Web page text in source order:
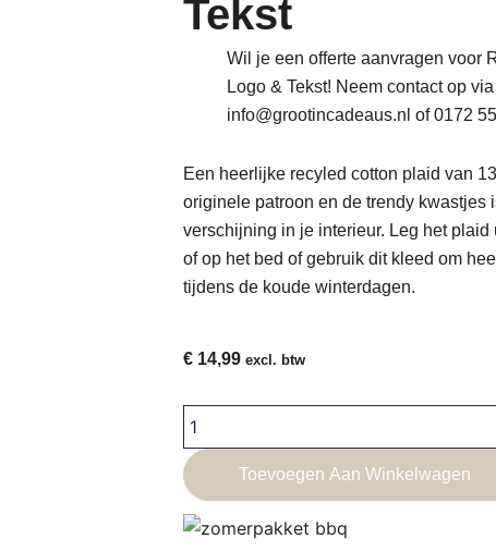
Tekst
Wil je een offerte aanvragen voor
Logo & Tekst! Neem contact op
info@grootincadeaus.nl of0172
Een heerlijke recyled cotton plaid van
originele patroon en de trendy kwastjes
verschijning in je interieur. Leg het
of op het bed of gebruik dit kleed om
tijdens de koude winterdagen.
€ 14,99 excl. btw
Recycled
Cotton
Plaid
Logo
Toevoegen Aan Winkelwagen